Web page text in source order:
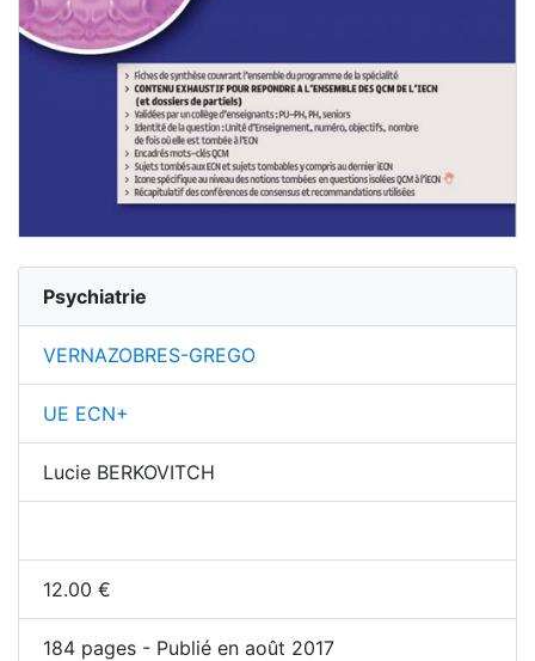
Psychiatrie
VERNAZOBRES-GREGO
UE ECN+
Lucie BERKOVITCH
12.00 €
184 pages - Publié en août 2017